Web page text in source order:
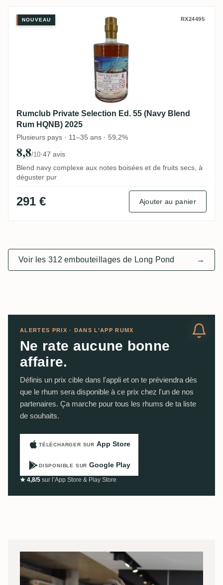
Rumclub Private Selection Ed. 55 (Navy
NOUVEAU RX24495
Rumclub Private Selection Ed. 55 (Navy Blend
Rum HQNB) 2025
Plusieurs pays · 11–35 ans · 59,2%
8,8/10·47 avis
Blend navy complexe aux notes boisées et de fruits secs, à
déguster pur
291 € Ajouter au panier
Voir les 312 embouteillages de Long Pond →
ALERTES PRIX · DANS L’APP RUMX
Ne rate aucune bonne
affaire.
Définis un prix cible dans l'appli et on te préviendra dès
que le rhum sera disponible à ce prix chez l'un de nos
partenaires. Ça marche pour tous les rhums de ta liste
de souhaits.
TÉLÉCHARGER SUR App Store
DISPONIBLE SUR Google Play
★ 4,8/5 sur l’App Store & Play Store